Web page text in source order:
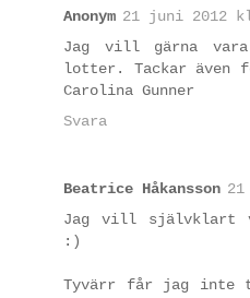
Anonym 21 juni 2012
Jag vill gärna
lotter. Tackar även
Carolina Gunner
Svara
Beatrice Håkansson
Jag vill självklart
:)
Tyvärr får jag inte